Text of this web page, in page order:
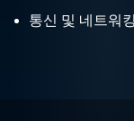
통신 및 네트워